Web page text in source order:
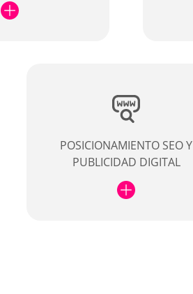
POSICIONAMIENTO SEO Y
PUBLICIDAD DIGITAL